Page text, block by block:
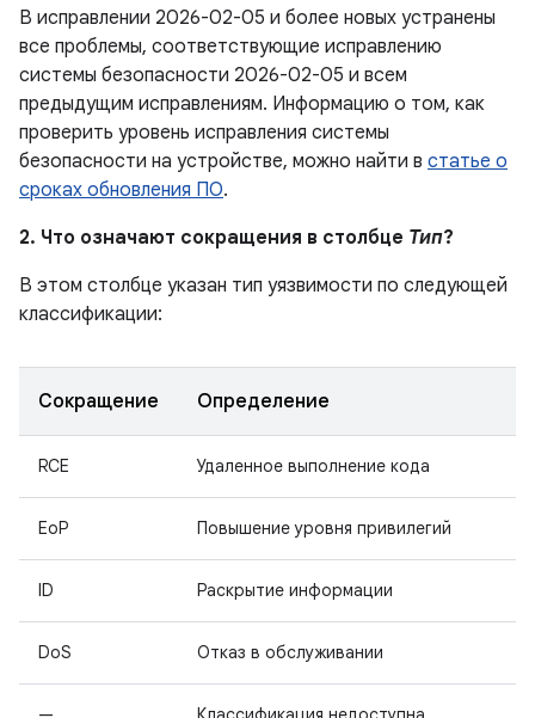
В исправлении 2026-02-05 и более новых устранены
все проблемы, соответствующие исправлению
системы безопасности 2026-02-05 и всем
предыдущим исправлениям. Информацию о том, как
проверить уровень исправления системы
безопасности на устройстве, можно найти в статье о
сроках обновления ПО.
2. Что означают сокращения в столбце Тип?
В этом столбце указан тип уязвимости по следующей
классификации:
Сокращение Определение
RCE Удаленное выполнение кода
EoP Повышение уровня привилегий
ID Раскрытие информации
DoS Отказ в обслуживании